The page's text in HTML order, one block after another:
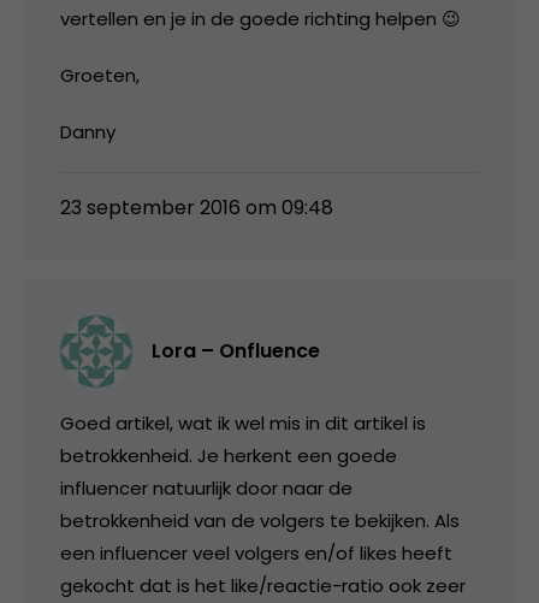
vertellen en je in de goede richting helpen 😉
Groeten,
Danny
23 september 2016 om 09:48
Lora – Onfluence
Goed artikel, wat ik wel mis in dit artikel is
betrokkenheid. Je herkent een goede
influencer natuurlijk door naar de
betrokkenheid van de volgers te bekijken. Als
een influencer veel volgers en/of likes heeft
gekocht dat is het like/reactie-ratio ook zeer